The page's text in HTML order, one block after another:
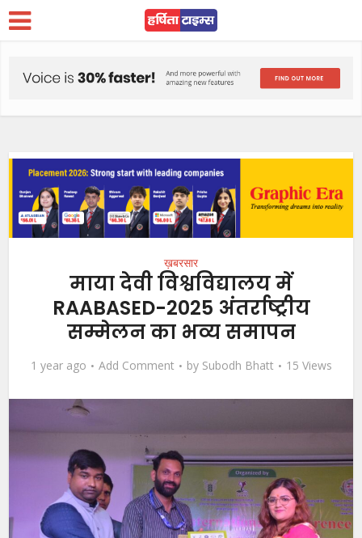
ख़बरसार
माया देवी विश्वविद्यालय में
RAABASED-2025 अंतर्राष्ट्रीय
सम्मेलन का भव्य समापन
1 year ago Add Comment by Subodh Bhatt 15 Views